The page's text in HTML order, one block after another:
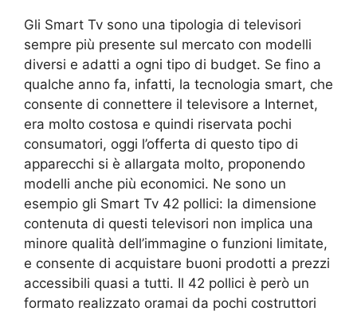
Gli Smart Tv sono una tipologia di televisori
sempre più presente sul mercato con modelli
diversi e adatti a ogni tipo di budget. Se fino a
qualche anno fa, infatti, la tecnologia smart, che
consente di connettere il televisore a Internet,
era molto costosa e quindi riservata pochi
consumatori, oggi l’offerta di questo tipo di
apparecchi si è allargata molto, proponendo
modelli anche più economici. Ne sono un
esempio gli Smart Tv 42 pollici: la dimensione
contenuta di questi televisori non implica una
minore qualità dell’immagine o funzioni limitate,
e consente di acquistare buoni prodotti a prezzi
accessibili quasi a tutti. Il 42 pollici è però un
formato realizzato oramai da pochi costruttori